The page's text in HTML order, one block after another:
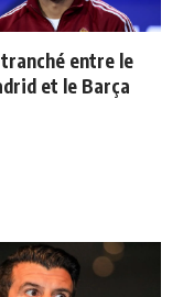
entre le
et le Barça